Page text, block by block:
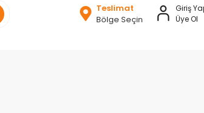
Teslimat
Bölge Seçin
Giriş
Üye Ol